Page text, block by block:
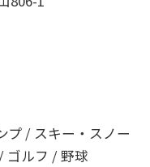
プ / スキー・スノー
ゴルフ / 野球